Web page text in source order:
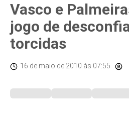
Vasco e
jogo de
torcidas
16 de maio de 2010 às 07:55